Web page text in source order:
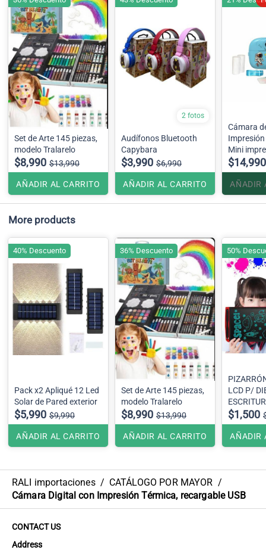
Set de Arte 145 piezas,
modelo Tralarelo
$8,990 $13,990
AÑADIR AL CARRITO
2 fotos
Audífonos Bluetooth
Capybara
$3,990 $6,990
AÑADIR AL CARRITO
Cámara
Mini
para
$14,990
AÑADIR
More products
Pack x2 Apliqué 12 Led
Solar de Pared exterior
$5,990 $9,990
AÑADIR AL CARRITO
40% Descuento
Set de Arte 145 piezas,
modelo Tralarelo
$8,990 $13,990
AÑADIR AL CARRITO
36% Descuento
LCD P/
$1,500
AÑADIR
50%
RALI importaciones / CATÁLOGO POR MAYOR /
Cámara Digital con Impresión Térmica, recargable USB
CONTACT US
Address